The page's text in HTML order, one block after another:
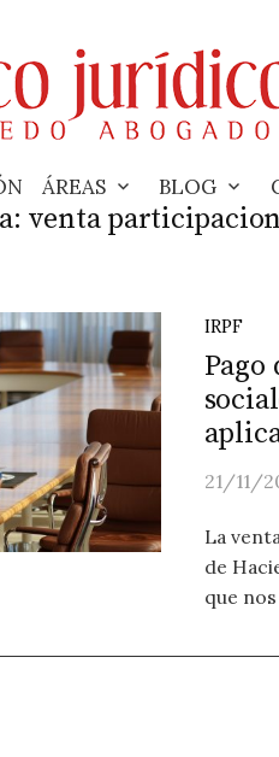
ÁREAS BLOG
venta
IRPF
21/11/
La
de
que